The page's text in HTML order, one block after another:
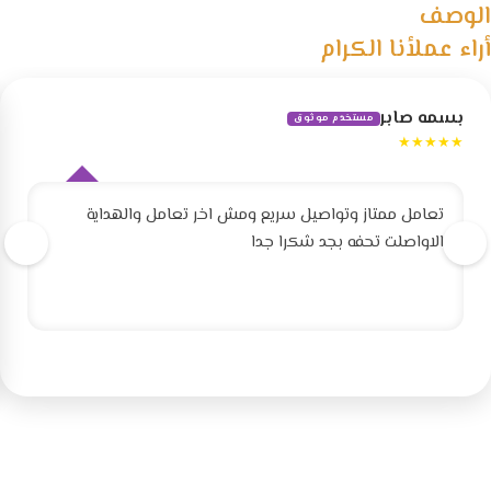
الوصف
أراء عملأنا الكرام
بسمه صابر مستخدم موثوق
★★★★★
تعامل ممتاز وتواصيل سريع ومش اخر تعامل والهداية
الاواصلت تحفه بجد شكرا جدا